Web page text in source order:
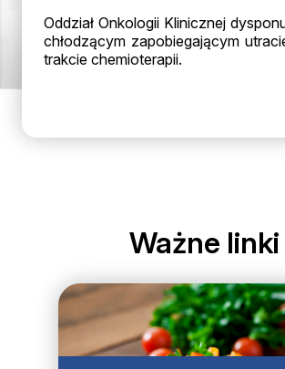
Oddział Onkologii Klinicznej
chłodzącym zapobiegającym
trakcie chemioterapii.
Ważne linki